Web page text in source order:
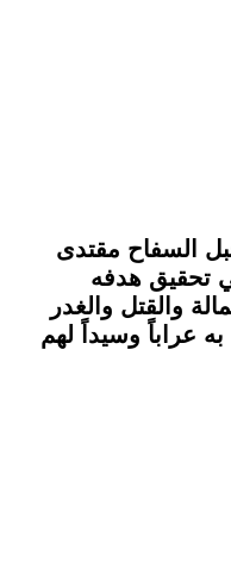
السفاح مقتدى
تحقيق هدفه
والقتل والغدر
عراباً وسيداً لهم